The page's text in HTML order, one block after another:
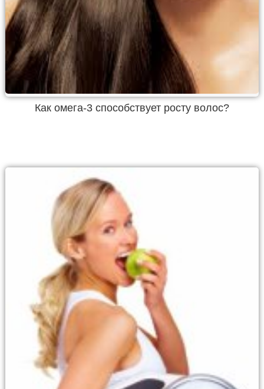
Как омега-3 способствует росту волос?